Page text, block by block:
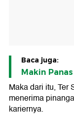
Baca juga:
Makin
Maka dari itu, Ter
menerima
kariernya.